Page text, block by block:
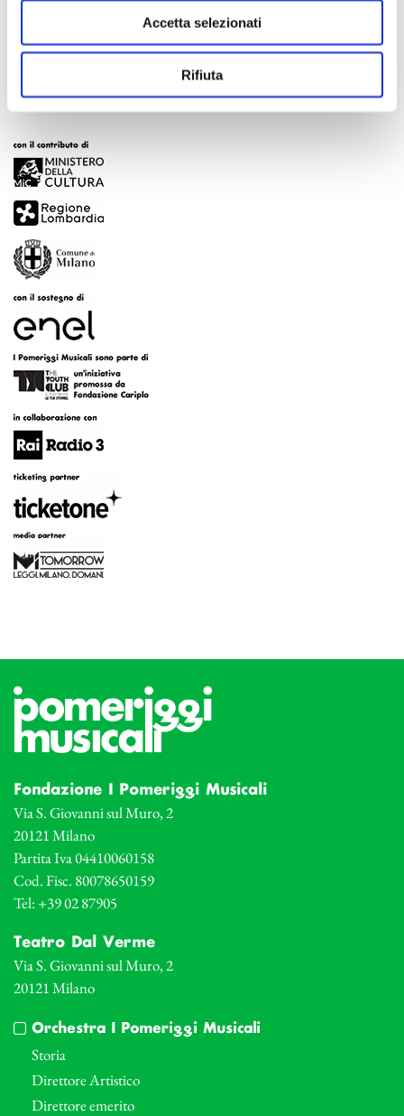
Accetta selezionati
Rifiuta
Fondazione I Pomeriggi Musicali
Via S. Giovanni sul Muro, 2
20121 Milano
Partita Iva 04410060158
Cod. Fisc. 80078650159
Tel: +39 02 87905
Teatro Dal Verme
Via S. Giovanni sul Muro, 2
20121 Milano
Orchestra I Pomeriggi Musicali
Storia
Direttore Artistico
Direttore emerito